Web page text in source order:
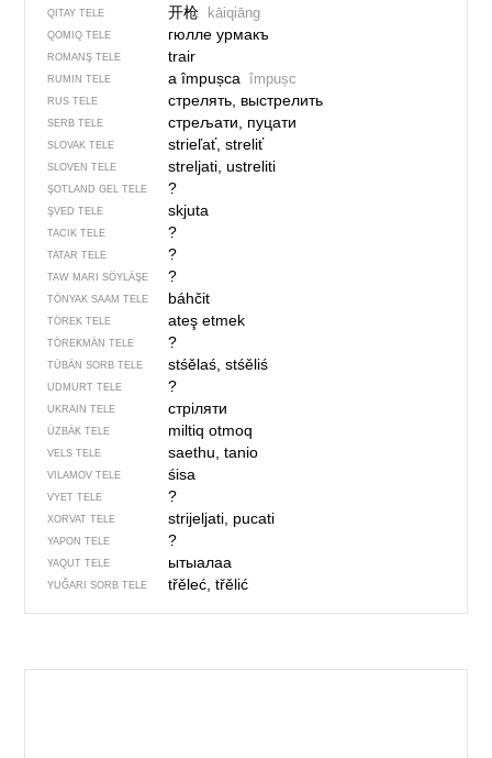
QITAY TELE 开枪 kāiqiāng
QOMIQ TELE гюлле урмакъ
ROMANŞ TELE trair
RUMIN TELE a împușca împușc
RUS TELE стрелять, выстрелить
SERB TELE стрељати, пуцати
SLOVAK TELE strieľať, streliť
SLOVEN TELE streljati, ustreliti
ŞOTLAND GEL TELE ?
ŞVED TELE skjuta
TACIK TELE ?
TATAR TELE ?
TAW MARI SÖYLÄŞE ?
TÖNYAK SAAM TELE báhčit
TÖREK TELE ateş etmek
TÖREKMÄN TELE ?
TÜBÄN SORB TELE stśělaś, stśěliś
UDMURT TELE ?
UKRAIN TELE стріляти
ÜZBÄK TELE miltiq otmoq
VELS TELE saethu, tanio
VILAMOV TELE śisa
VYET TELE ?
XORVAT TELE strijeljati, pucati
YAPON TELE ?
YAQUT TELE ытыалаа
YUĞARI SORB TELE třěleć, třělić